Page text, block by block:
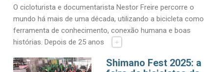
O cicloturista e documentarista Nestor Freire percorre o
mundo há mais de uma década, utilizando a bicicleta como
ferramenta de conhecimento, conexão humana e boas
histórias. Depois de 25 anos
+
Shimano Fest 2025: a